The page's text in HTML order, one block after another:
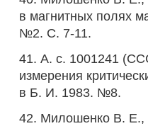
в магнитных полях
№2. С. 7-11.
41. А. с. 1001241
измерения
в Б. И. 1983. №8.
42. Милошенко В. Е.,